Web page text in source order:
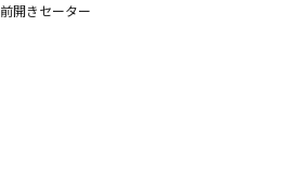
開きセーター